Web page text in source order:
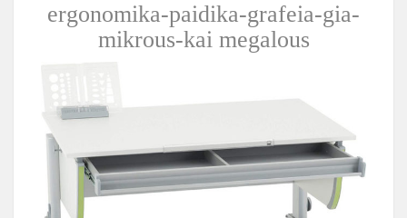
ergonomika-paidika-grafeia-gia-
mikrous-kai megalous